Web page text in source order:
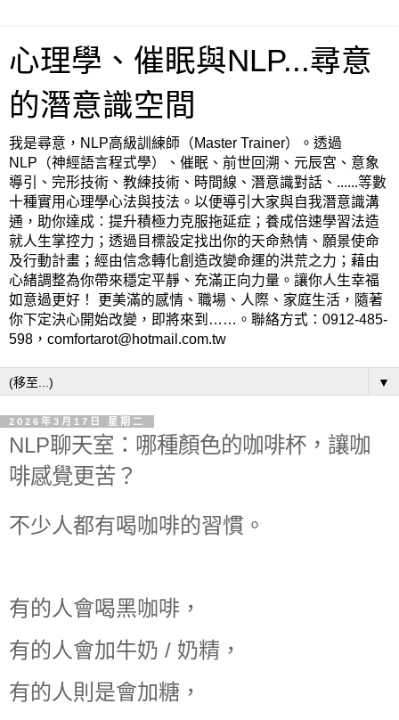
心理學、催眠與NLP...尋意
的潛意識空間
我是尋意，NLP高級訓練師（Master Trainer）。透過
NLP（神經語言程式學）、催眠、前世回溯、元辰宮、意象
導引、完形技術、教練技術、時間線、潛意識對話、......等數
十種實用心理學心法與技法。以便導引大家與自我潛意識溝
通，助你達成：提升積極力克服拖延症；養成倍速學習法造
就人生掌控力；透過目標設定找出你的天命熱情、願景使命
及行動計畫；經由信念轉化創造改變命運的洪荒之力；藉由
心緒調整為你帶來穩定平靜、充滿正向力量。讓你人生幸福
如意過更好！ 更美滿的感情、職場、人際、家庭生活，隨著
你下定決心開始改變，即將來到……。聯絡方式：0912-485-
598，comfortarot@hotmail.com.tw
▼
2026年3月17日 星期二
NLP聊天室：哪種顏色的咖啡杯，讓咖
啡感覺更苦？
不少人都有喝咖啡的習慣。
有的人會喝黑咖啡，
有的人會加牛奶 / 奶精，
有的人則是會加糖，